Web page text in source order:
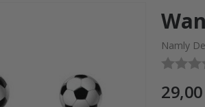
✔️
Namly